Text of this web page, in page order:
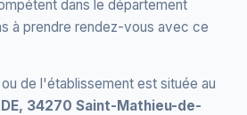
dans le département
à prendre rendez-vous avec ce
de l'établissement est située au
34270 Saint-Mathieu-de-